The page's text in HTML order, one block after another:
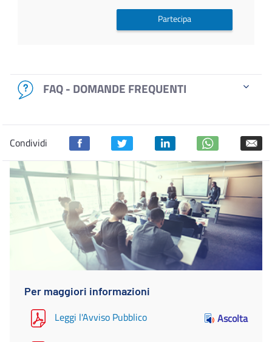
Partecipa
FAQ - DOMANDE FREQUENTI
Condividi
Per maggiori informazioni
Leggi l'Avviso Pubblico Ascolta